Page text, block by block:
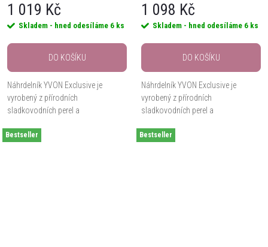
1 019 Kč
Skladem - hned odesíláme 6 ks
DO KOŠÍKU
Náhrdelník YVON Exclusive je
vyrobený z přírodních
sladkovodních perel a
drobnými kovovými korálky a
1 098 Kč
Skladem - hned odesíláme 6 ks
DO KOŠÍKU
Náhrdelník YVON Exclusive je
vyrobený z přírodních
sladkovodních perel a
hladkým přívěskem ve tvaru srdce ve
Bestseller Bestseller